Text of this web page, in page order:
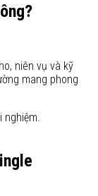
niên vụ và kỹ
mang phong
nghiệm.